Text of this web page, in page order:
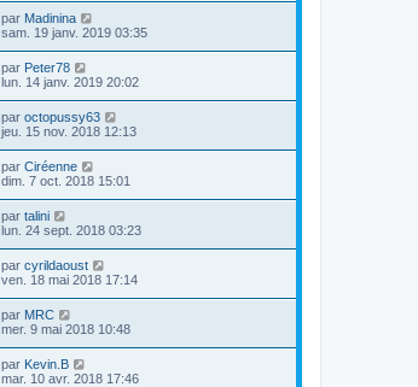
par Madinina
sam. 19 janv. 2019 03:35
par Peter78
lun. 14 janv. 2019 20:02
par octopussy63
jeu. 15 nov. 2018 12:13
par Ciréenne
dim. 7 oct. 2018 15:01
par talini
lun. 24 sept. 2018 03:23
par cyrildaoust
ven. 18 mai 2018 17:14
par MRC
mer. 9 mai 2018 10:48
par Kevin.B
mar. 10 avr. 2018 17:46